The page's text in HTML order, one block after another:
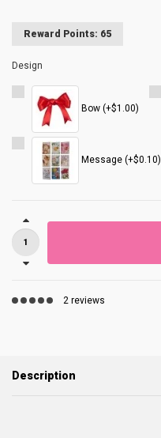
Reward Points: 65
Design
Bow (+$1.00)
Message (+$0.10)
2 reviews
Description